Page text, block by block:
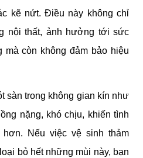
kẽ nứt. Điều này không chỉ
nội thất, ảnh hưởng tới sức
còn không đảm bảo hiệu
sàn trong không gian kín như
nặng, khó chịu, khiến tình
Nếu việc vệ sinh thảm
bỏ hết những mùi này, bạn